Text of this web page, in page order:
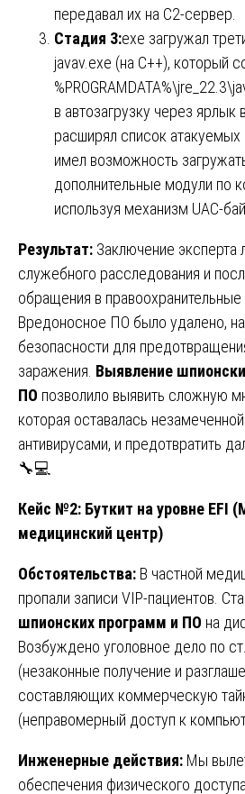
передавал их на C2-сервер.
Стадия 3:exe загружал
javav.exe (на C++), который
в автозагрузку через ярлык
расширял список
имел возможность
дополнительные модули по
используя механизм UAC-
Результат: Заключение эксперта
служебного расследования и
обращения в правоохранительные
Вредоносное ПО было удалено,
безопасности для
заражения. Выявление
ПО позволило выявить сложную
которая оставалась
антивирусами, и предотвратить
🔧💻
Кейс №2: Буткит на уровне EFI
медицинский центр)
Обстоятельства: В частной
пропали записи VIP-пациентов.
шпионских программ и ПО на
Возбуждено уголовное дело по
(незаконные получение и
составляющих коммерческую
(неправомерный доступ к
Инженерные действия: Мы
обеспечения физического